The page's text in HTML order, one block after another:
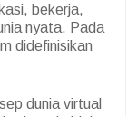
bekerja,
nyata. Pada
didefinisikan
dunia virtual